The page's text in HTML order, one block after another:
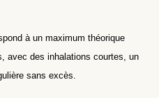
à un maximum théorique
avec des inhalations courtes, un
sans excès.